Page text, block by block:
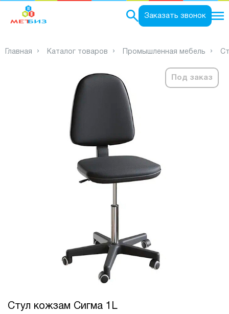
Заказать звонок
Главная Каталог товаров Промышленная мебель
Под заказ
Стул кожзам Сигма 1L